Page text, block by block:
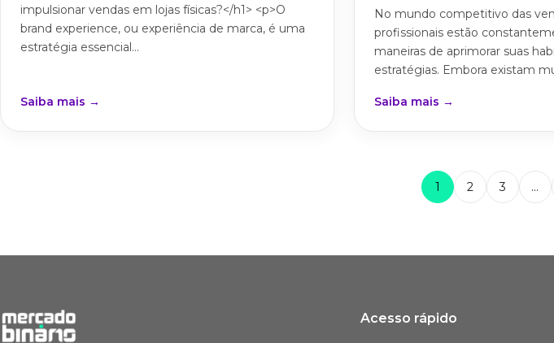
impulsionar vendas em lojas físicas?</h1> <p>O
brand experience, ou experiência de marca, é uma
estratégia essencial...
Saiba mais →
No mundo competitivo das
profissionais estão
maneiras de aprimorar suas
estratégias. Embora existam
Saiba mais →
1 2 3 …
Acesso rápido